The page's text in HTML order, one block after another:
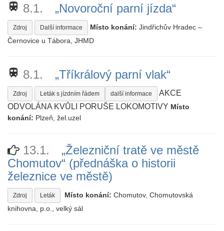
train 8.1. „Novoroční parní jízda“
Zdroj Další informace Místo konání: Jindřichův Hradec –
Černovice u Tábora, JHMD
train 8.1. „Tříkrálový parní vlak“
Zdroj Leták s jízdním řádem další informace
AKCE
ODVOLÁNA KVŮLI PORUŠE LOKOMOTIVY Místo
konání: Plzeň, žel.uzel
13.1.
„Železniční tratě ve městě
Chomutov“ (přednáška o historii
železnice ve městě)
Zdroj Leták Místo konání: Chomutov, Chomutovská
knihovna, p.o., velký sál